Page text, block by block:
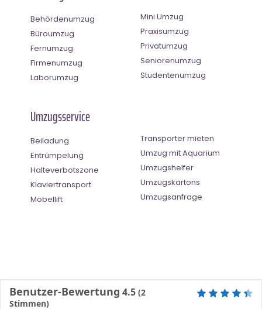
Behördenumzug
Büroumzug
Fernumzug
Firmenumzug
Laborumzug
Mini Umzug
Praxisumzug
Privatumzug
Seniorenumzug
Studentenumzug
Umzugsservice
Beiladung
Entrümpelung
Halteverbotszone
Klaviertransport
Möbellift
Transporter mieten
Umzug mit Aquarium
Umzugshelfer
Umzugskartons
Umzugsanfrage
Benutzer-Bewertung 4.5 (2
Stimmen)